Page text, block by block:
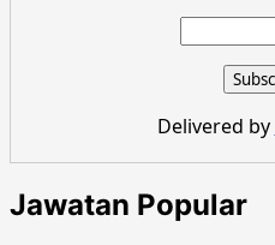
Sosial
Julai
2024
Delivered by
Jawatan Popular